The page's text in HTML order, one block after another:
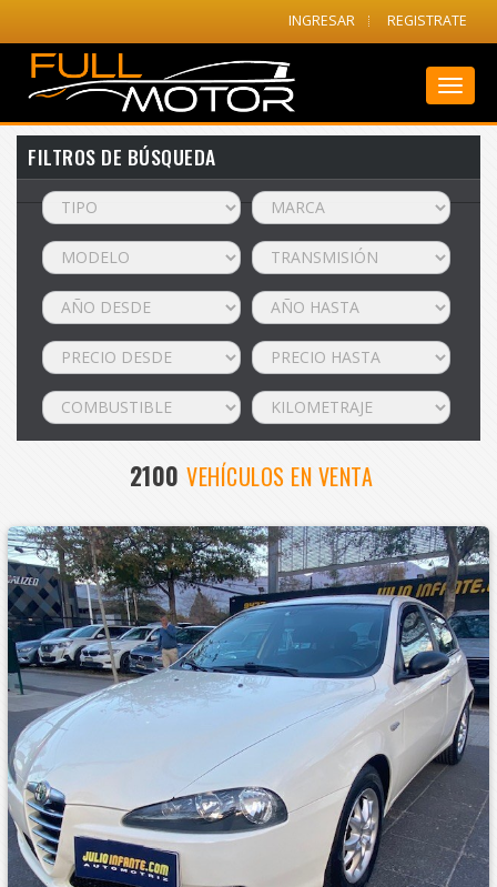
INGRESAR REGISTRATE
FILTROS DE BÚSQUEDA
2100VEHÍCULOS EN VENTA